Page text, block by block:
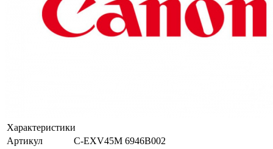
Характеристики
Артикул
C-EXV45M 6946B002